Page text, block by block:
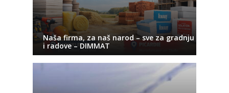
Naša firma, za naš narod – sve za gradnju
i radove – DIMMAT